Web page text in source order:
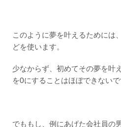
このように夢を叶えるためには
どを使います。
少なからず、初めてその夢を叶
を0にすることはほぼできないで
でももし、例にあげた会社員の